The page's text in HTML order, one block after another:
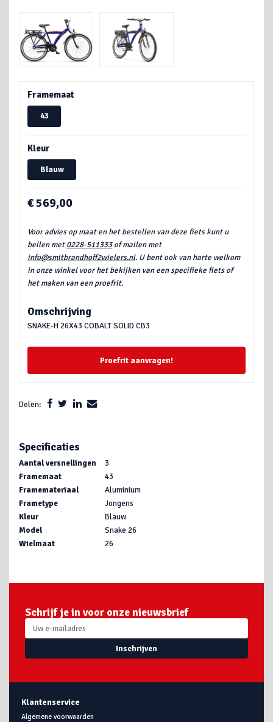
Framemaat
43
Kleur
Blauw
€ 569,00
Voor advies op maat en het bestellen van deze fiets kunt u
bellen met0228-511333of mailen met
info@smitbrandhoff2wielers.nl. U bent ook van harte welkom
in onze winkel voor het bekijken van een specifieke fiets of
het maken van een proefrit.
Omschrijving
SNAKE-H 26X43 COBALT SOLID CB3
Proefrit aanvragen!
Delen:
Specificaties
Aantal versnellingen
3
Framemaat
43
Framemateriaal
Aluminium
Frametype
Jongens
Kleur
Blauw
Model
Snake 26
Wielmaat
26
Schrijf je in voor onze nieuwsbrief
Inschrijven
Klantenservice
Algemene voorwaarden